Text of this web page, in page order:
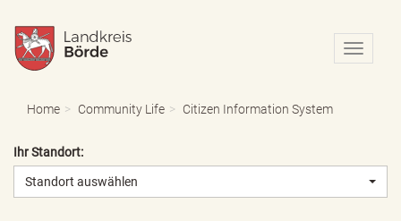
N
a
o
Home Community Life Citizen Information System
Ihr Standort:
Standort auswählen